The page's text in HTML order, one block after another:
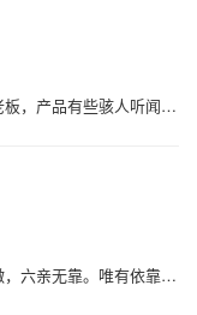
简介： 我是一间丧尸工厂的老板，产品有些骇人听闻：丧尸、丧尸犬、舔食者、地狱犬、暴君、追击者……在末世，它们是最可怕的生化兵器。
简介： 少年肇裕薪，出身寒微，六亲无靠。唯有依靠经营一家无牌无照的游戏工作室，勉强过着黑白颠倒的日子。然而，就是这么惨的主角，还